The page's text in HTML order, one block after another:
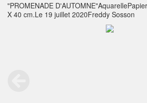
"PROMENADE
X 40 cm.Le 19 juillet 2020Freddy Sosson